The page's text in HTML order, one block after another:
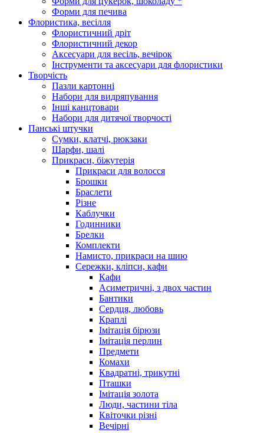
Форми для печива
Флористика, весілля
Флористичний дріт
Флористичний декор
Аксесуари для весіль, вечірок
Інструменти та аксесуари для флористики
Творчість
Пазли картонні
Набори для видряпування
Інші канцтовари
Набори для дитячої творчості
Панські штучки
Сумки, клатчі, рюкзаки
Шарфи, шалі
Прикраси, біжутерія
Прикраси для волосся
Брошки
Браслети
Різне
Каблучки
Годинники
Брелки
Комплекти
Намисто, прикраси на шию
Сережки, кліпси, кафи
Кафи
Асиметричні, з двох частин
Бантики
Сердця, любовь
Краплі
Імітація бірюзи
Імітація перлин
Предмети
Комахи
Квадратні, трикутні
Пташки
Імітація золота
Люди, частини тіла
Квіточки різні
Вечірні